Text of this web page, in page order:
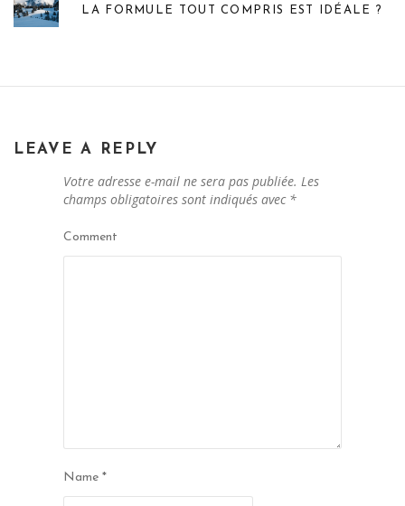
LA FORMULE TOUT COMPRIS EST IDÉALE ?
LEAVE A REPLY
Votre adresse e-mail ne sera pas publiée. Les
champs obligatoires sont indiqués avec *
Comment
Name *